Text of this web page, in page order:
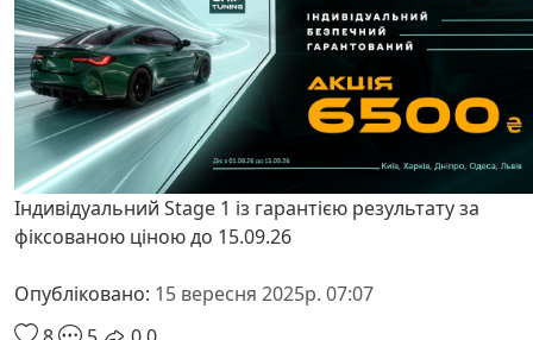
Індивідуальний Stage 1 із гарантією результату за
фіксованою ціною до 15.09.26
Опубліковано: 15 вересня 2025р. 07:07